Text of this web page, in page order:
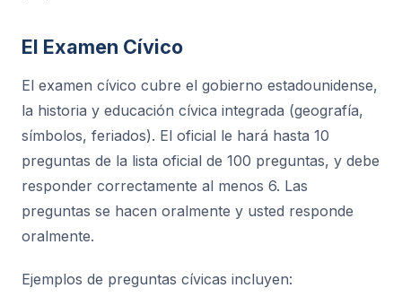
El Examen Cívico
El examen cívico cubre el gobierno estadounidense,
la historia y educación cívica integrada (geografía,
símbolos, feriados). El oficial le hará hasta 10
preguntas de la lista oficial de 100 preguntas, y debe
responder correctamente al menos 6. Las
preguntas se hacen oralmente y usted responde
oralmente.
Ejemplos de preguntas cívicas incluyen: